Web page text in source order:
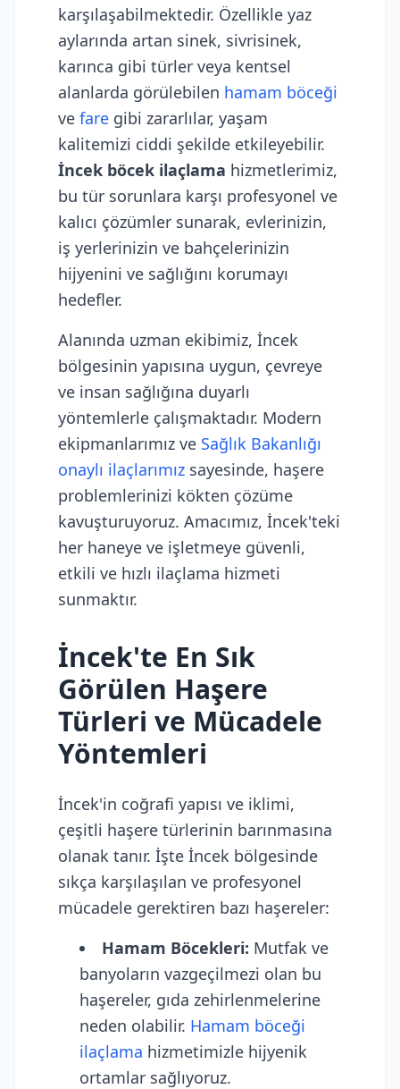
karşılaşabilmektedir. Özellikle yaz
aylarında artan sinek, sivrisinek,
karınca gibi türler veya kentsel
alanlarda görülebilen hamam böceği
ve fare gibi zararlılar, yaşam
kalitemizi ciddi şekilde etkileyebilir.
İncek böcek ilaçlama hizmetlerimiz,
bu tür sorunlara karşı profesyonel ve
kalıcı çözümler sunarak, evlerinizin,
iş yerlerinizin ve bahçelerinizin
hijyenini ve sağlığını korumayı
hedefler.
Alanında uzman ekibimiz, İncek
bölgesinin yapısına uygun, çevreye
ve insan sağlığına duyarlı
yöntemlerle çalışmaktadır. Modern
ekipmanlarımız ve Sağlık Bakanlığı
onaylı ilaçlarımız sayesinde, haşere
problemlerinizi kökten çözüme
kavuşturuyoruz. Amacımız, İncek'teki
her haneye ve işletmeye güvenli,
etkili ve hızlı ilaçlama hizmeti
sunmaktır.
İncek'te En Sık
Görülen Haşere
Türleri ve Mücadele
Yöntemleri
İncek'in coğrafi yapısı ve iklimi,
çeşitli haşere türlerinin barınmasına
olanak tanır. İşte İncek bölgesinde
sıkça karşılaşılan ve profesyonel
mücadele gerektiren bazı haşereler:
Hamam Böcekleri: Mutfak ve
banyoların vazgeçilmezi olan bu
haşereler, gıda zehirlenmelerine
neden olabilir. Hamam böceği
ilaçlama hizmetimizle hijyenik
ortamlar sağlıyoruz.